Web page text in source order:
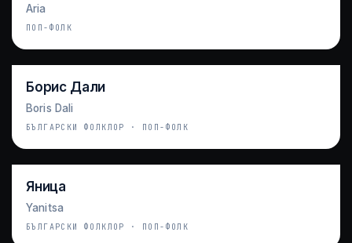
Aria
ПОП-ФОЛК
Борис Дали
Boris Dali
БЪЛГАРСКИ ФОЛКЛОР · ПОП-ФОЛК
Яница
Yanitsa
БЪЛГАРСКИ ФОЛКЛОР · ПОП-ФОЛК